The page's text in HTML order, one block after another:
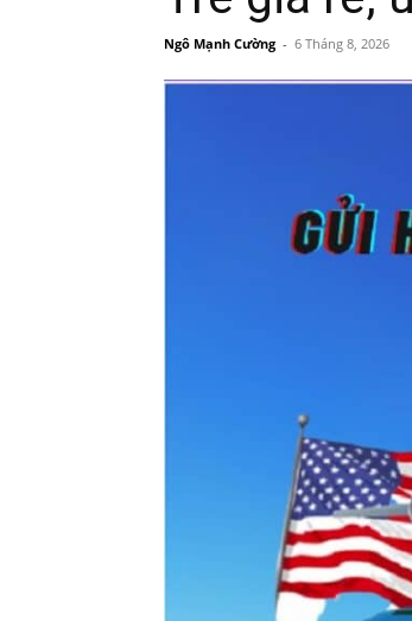
Ngô Mạnh Cường - 6 Tháng 8, 2026